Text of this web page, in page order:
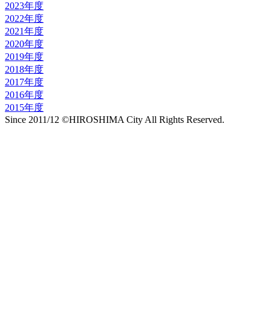
2023年度
2022年度
2021年度
2020年度
2019年度
2018年度
2017年度
2016年度
2015年度
Since 2011/12 ©HIROSHIMA City All Rights Reserved.